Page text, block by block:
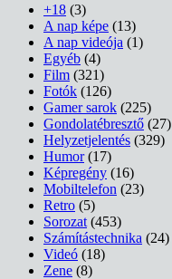
+18 (3)
A nap képe (13)
A nap videója (1)
Egyéb (4)
Film (321)
Fotók (126)
Gamer sarok (225)
Gondolatébresztő (27)
Helyzetjelentés (329)
Humor(17)
Képregény (16)
Mobiltelefon (23)
Retro (5)
Sorozat (453)
Számítástechnika (24)
Videó (18)
Zene (8)